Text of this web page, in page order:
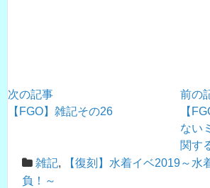
前の
【
ない
関す
次の記事
【FGO】雑記その26
雑記,
【復刻】水着イベ2019～水
負！～